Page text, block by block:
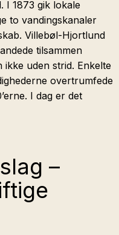
I 1873 gik lokale
to vandingskanaler
Villebøl-Hjortlund
tilsammen
uden strid. Enkelte
overtrumfede
I dag er det
–